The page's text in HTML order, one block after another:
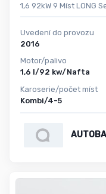
1,6 92kW 9 Míst LONG
Uvedení do provozu
2016
Motor/palivo
1,6 l/92 kw/Nafta
Karoserie/počet míst
Kombi/4-5